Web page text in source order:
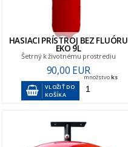
HASIACI PRÍSTROJ BEZ FLUÓRU
EKO 9L
Šetrný k životnému prostrediu
90,00 EUR
VLOŽIŤ DO
KOŠÍKA
množstvoks